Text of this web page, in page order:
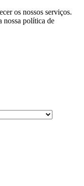
os nossos serviços.
nossa política de